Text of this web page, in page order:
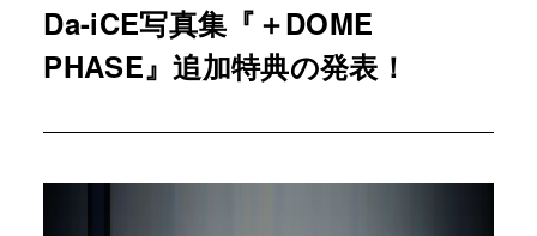
Da-iCE写真集『＋DOME
PHASE』追加特典の発表！